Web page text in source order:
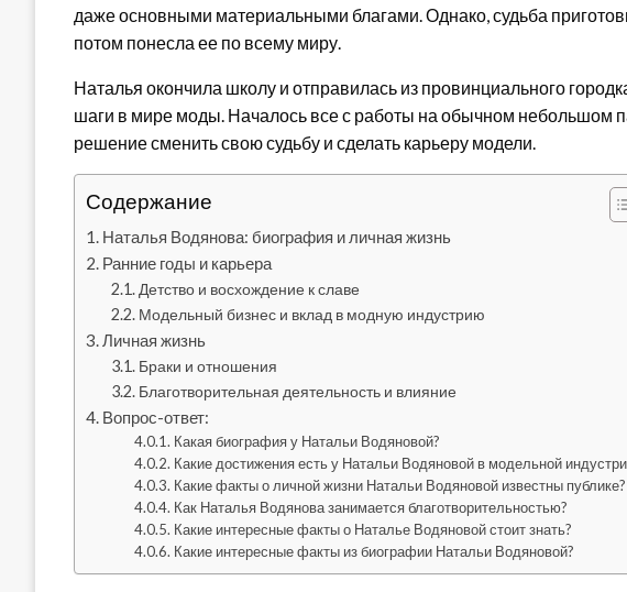
даже основными материальными благами. Однако, судьба
потом понесла ее по всему миру.
Наталья окончила школу и отправилась из провинциального
шаги в мире моды. Началось все с работы на обычном небольшом
решение сменить свою судьбу и сделать карьеру модели.
Содержание
Наталья Водянова: биография и личная жизнь
Ранние годы и карьера
Детство и восхождение к славе
Модельный бизнес и вклад в модную индустрию
Личная жизнь
Браки и отношения
Благотворительная деятельность и влияние
Вопрос-ответ:
Какая биография у Натальи Водяновой?
Какие достижения есть у Натальи Водяновой в модельной
Какие факты о личной жизни Натальи Водяновой известны публике?
Как Наталья Водянова занимается благотворительностью?
Какие интересные факты о Наталье Водяновой стоит знать?
Какие интересные факты из биографии Натальи Водяновой?